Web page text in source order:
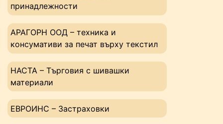
принадлежности
АРАГОРН ООД – техника и
консумативи за печат върху текстил
НАСТА – Tърговия с шивашки
материали
ЕВРОИНС – Застраховки